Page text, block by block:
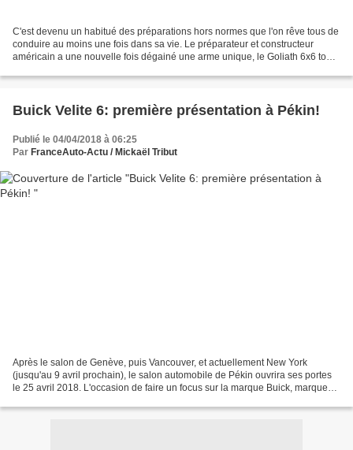
C'est devenu un habitué des préparations hors normes que l'on rêve tous de
conduire au moins une fois dans sa vie. Le préparateur et constructeur
américain a une nouvelle fois dégainé une arme unique, le Goliath 6x6 tout
Buick Velite 6: première présentation à Pékin!
Publié le 04/04/2018 à 06:25
Par FranceAuto-Actu / Mickaël Tribut
Après le salon de Genève, puis Vancouver, et actuellement New York
(jusqu'au 9 avril prochain), le salon automobile de Pékin ouvrira ses portes
le 25 avril 2018. L'occasion de faire un focus sur la marque Buick, marque